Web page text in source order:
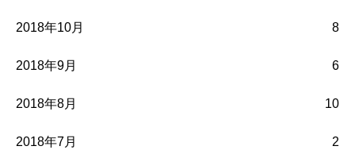
2018年10月 8
2018年9月 6
2018年8月 10
2018年7月 2